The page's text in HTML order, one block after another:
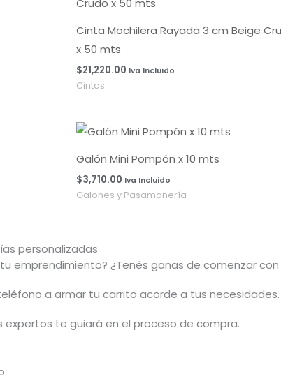
Cinta Mochilera Rayada 3 cm Beige
x 50 mts
$21,220.00 Iva Incluido
Cintas
Galón Mini Pompón x 10 mts
$3,710.00 Iva Incluido
Galones y Pasamanería
personalizadas
tu emprendimiento? ¿Tenés ganas de comenzar
a armar tu carrito acorde a tus necesidades.
expertos te guiará en el proceso de compra.